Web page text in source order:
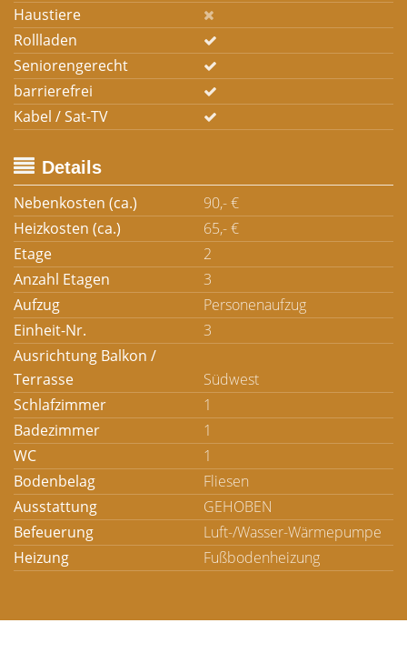
Haustiere
Rollladen
Seniorengerecht
barrierefrei
Kabel / Sat-TV
Details
Nebenkosten (ca.)
90,- €
Heizkosten (ca.)
65,- €
Etage
2
Anzahl Etagen
3
Aufzug
Personenaufzug
Einheit-Nr.
3
Ausrichtung Balkon /
Terrasse
Südwest
Schlafzimmer
1
Badezimmer
1
WC
1
Bodenbelag
Fliesen
Ausstattung
GEHOBEN
Befeuerung
Luft-/Wasser-Wärmepumpe
Heizung
Fußbodenheizung